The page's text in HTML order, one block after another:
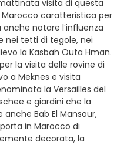
visita di questa
caratteristica per
notare l’influenza
nei tetti di tegole, nei
la Kasbah Outa Hman.
la visita delle rovine di
a Meknes e visita
la Versailles del
e giardini che la
Bab El Mansour,
in Marocco di
decorata, la